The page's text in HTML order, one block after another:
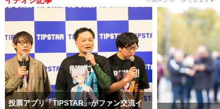
投票アプリ「TIPSTAR」がファン交流イ